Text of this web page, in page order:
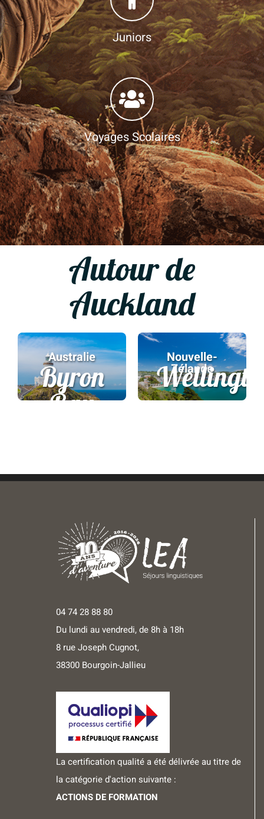
Juniors
Voyages Scolaires
Autour de
Auckland
Australie
Sydney
Australie
Byron
Bay
04 74 28 88 80
Du lundi au vendredi, de 8h à 18h
8 rue Joseph Cugnot,
38300 Bourgoin-Jallieu
La certification qualité a été délivrée au titre de
la catégorie d'action suivante :
ACTIONS DE FORMATION